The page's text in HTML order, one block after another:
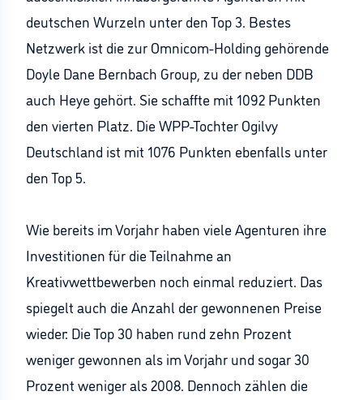
deutschen Wurzeln unter den Top 3. Bestes
Netzwerk ist die zur Omnicom-Holding gehörende
Doyle Dane Bernbach Group, zu der neben DDB
auch Heye gehört. Sie schaffte mit 1092 Punkten
den vierten Platz. Die WPP-Tochter Ogilvy
Deutschland ist mit 1076 Punkten ebenfalls unter
den Top 5.
Wie bereits im Vorjahr haben viele Agenturen ihre
Investitionen für die Teilnahme an
Kreativwettbewerben noch einmal reduziert. Das
spiegelt auch die Anzahl der gewonnenen Preise
wieder: Die Top 30 haben rund zehn Prozent
weniger gewonnen als im Vorjahr und sogar 30
Prozent weniger als 2008. Dennoch zählen die